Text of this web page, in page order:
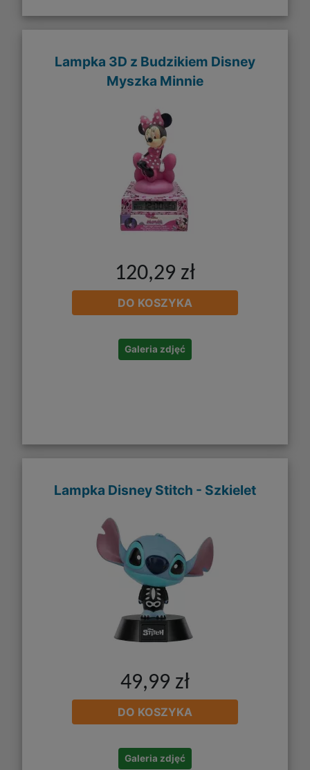
Lampka 3D z Budzikiem Disney
Myszka Minnie
120,29 zł
DO KOSZYKA
Galeria zdjęć
Lampka Disney Stitch - Szkielet
49,99 zł
DO KOSZYKA
Galeria zdjęć